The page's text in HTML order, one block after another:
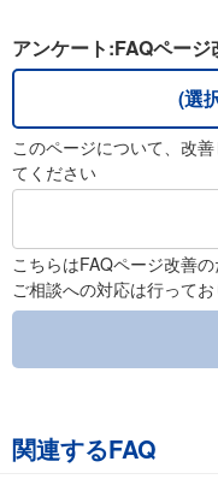
アンケート:FAQペー
(選
このページについて、改
てください
こちらはFAQページ改善
ご相談への対応は行って
関連するFAQ